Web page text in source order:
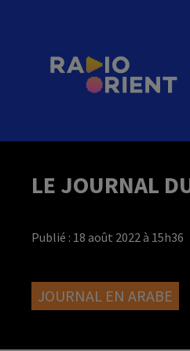
LE JOURNAL
Publié : 18 août 2022 à 15h36
JOURNAL EN ARABE